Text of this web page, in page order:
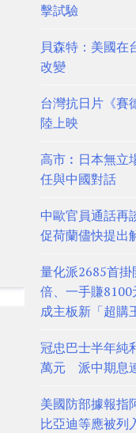
擊試驗
貝森特：美國在
改變
台灣抗日片《賽
陸上映
高市︰日本無立
任與中國對話
中歐官員通話再
促荷蘭儘快提出
量化派2685首
倍、一手賺
成主板新「超購
冠忠巴士半年純
萬元 派中期息
美國防部據報指
比亞迪等應被列